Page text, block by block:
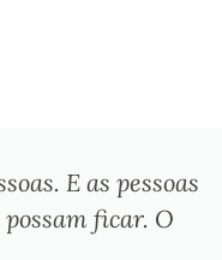
E as pessoas
ficar. O